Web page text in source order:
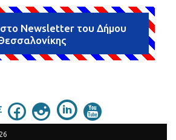
Newsletter του Δήμου